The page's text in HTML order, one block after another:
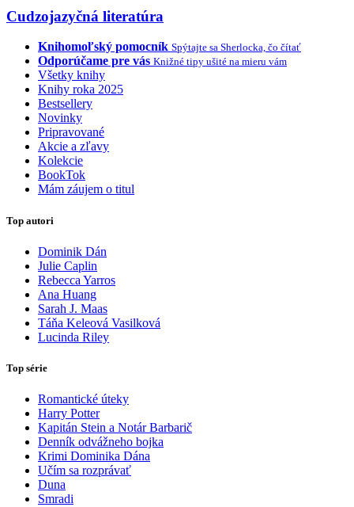
Cudzojazyčná literatúra
Knihomoľský pomocník Spýtajte sa Sherlocka, čo čítať
Odporúčame pre vás Knižné tipy ušité na mieru vám
Všetky knihy
Knihy roka 2025
Bestsellery
Novinky
Pripravované
Akcie a zľavy
Kolekcie
BookTok
Mám záujem o titul
Top autori
Dominik Dán
Julie Caplin
Rebecca Yarros
Ana Huang
Sarah J. Maas
Táňa Keleová Vasilková
Lucinda Riley
Top série
Romantické úteky
Harry Potter
Kapitán Stein a Notár Barbarič
Denník odvážneho bojka
Krimi Dominika Dána
Učím sa rozprávať
Duna
Smradi